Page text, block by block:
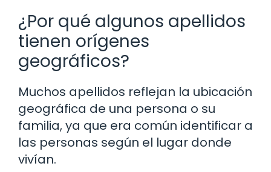
¿Por qué algunos apellidos
tienen orígenes
geográficos?
Muchos apellidos reflejan la ubicación
geográfica de una persona o su
familia, ya que era común identificar a
las personas según el lugar donde
vivían.